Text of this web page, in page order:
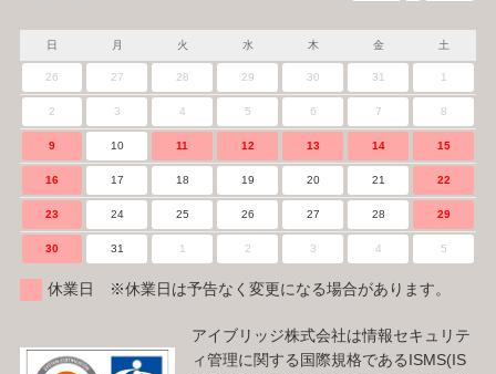
日 月 火 水 木 金 土
26 27 28 29 30 31 1
2 3 4 5 6 7 8
9 10 11 12 13 14 15
16 17 18 19 20 21 22
23 24 25 26 27 28 29
30 31 1 2 3 4 5
休業日 ※休業日は予告なく変更になる場合があります。
アイブリッジ株式会社は情報セキュリテ
ィ管理に関する国際規格であるISMS(IS